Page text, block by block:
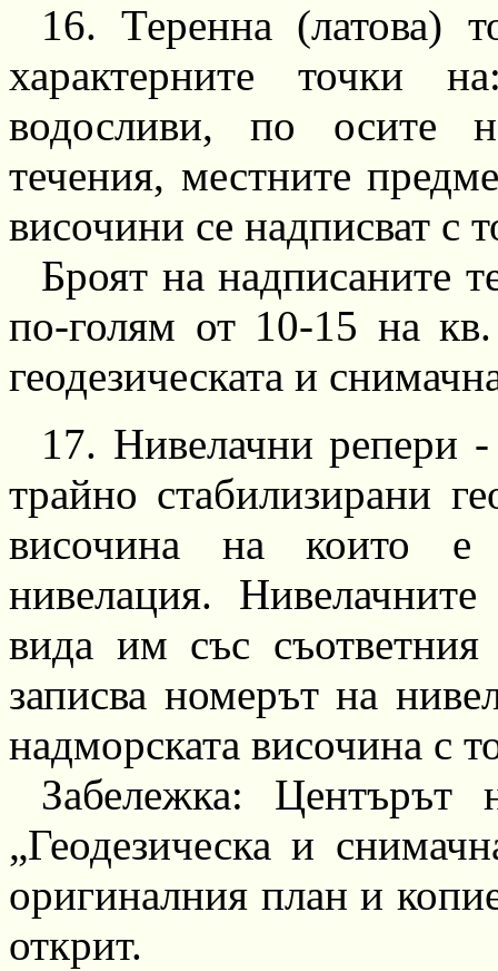
16. Теренна (латова)
характерните точки
водосливи, по осите
течения, местните
височини се надписват с
Броят на надписаните
по-голям от10-15 на кв.
геодезическата и
17. Нивелачни репери
трайно стабилизирани
височина на които е
нивелация. Нивелачните
вида им със
записва номерът на
надморската височина с
Забележка: Центърът
„Геодезическа и
оригиналния план и
открит.